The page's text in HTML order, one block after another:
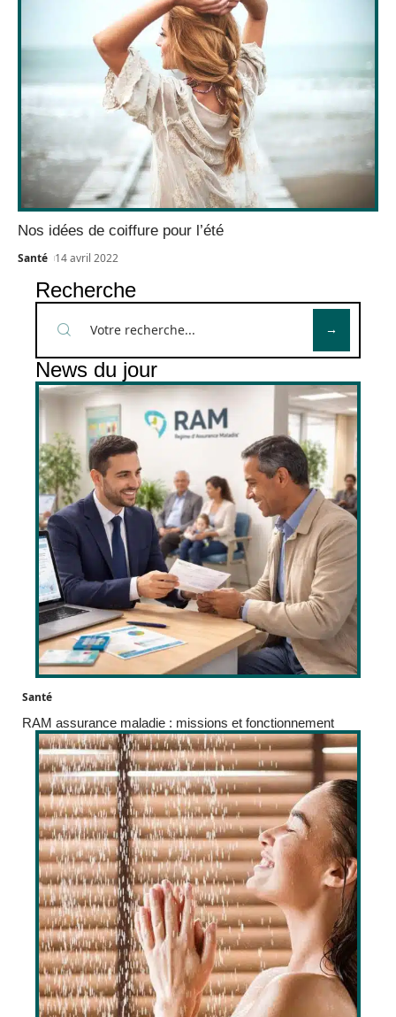
Nos idées de coiffure pour l’été
Santé 14 avril 2022
Recherche
News du jour
Santé
RAM assurance maladie : missions et fonctionnement